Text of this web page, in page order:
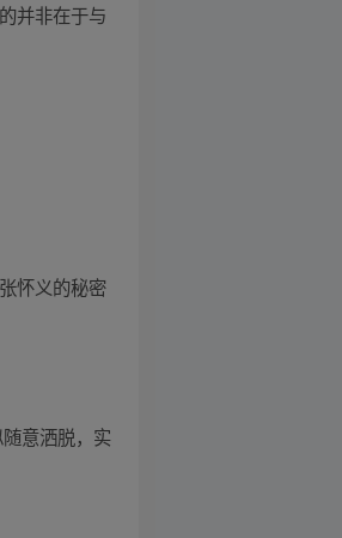
并非在于与
怀义的秘密
意洒脱，实